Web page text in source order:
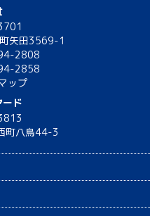
矢田3569-1
2808
2858
ップ
ード
町八鳥44-3